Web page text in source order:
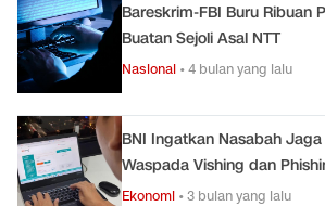
Bareskrim-FBI Buru Ribuan
Buatan Sejoli Asal NTT
Nasional •4 bulan yang lalu
BNI Ingatkan Nasabah
Waspada Vishing dan
Ekonomi •3 bulan yang lalu